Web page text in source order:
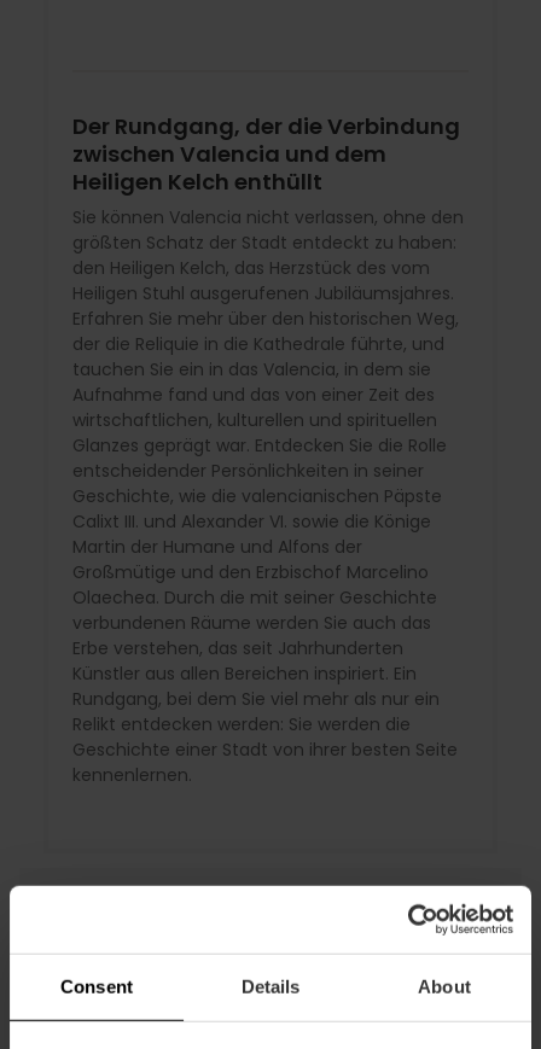
Consent Details About
Der Rundgang, der die Verbindung
zwischen Valencia und dem
Heiligen Kelch enthüllt
Sie können Valencia nicht verlassen, ohne den
größten Schatz der Stadt entdeckt zu haben:
den Heiligen Kelch, das Herzstück des vom
Heiligen Stuhl ausgerufenen Jubiläumsjahres.
Erfahren Sie mehr über den historischen Weg,
der die Reliquie in die Kathedrale führte, und
tauchen Sie ein in das Valencia, in dem sie
Aufnahme fand und das von einer Zeit des
wirtschaftlichen, kulturellen und spirituellen
Glanzes geprägt war. Entdecken Sie die Rolle
entscheidender Persönlichkeiten in seiner
Geschichte, wie die valencianischen Päpste
Calixt III. und Alexander VI. sowie die Könige
Martin der Humane und Alfons der
Großmütige und den Erzbischof Marcelino
Olaechea. Durch die mit seiner Geschichte
verbundenen Räume werden Sie auch das
Erbe verstehen, das seit Jahrhunderten
Künstler aus allen Bereichen inspiriert. Ein
Rundgang, bei dem Sie viel mehr als nur ein
Relikt entdecken werden: Sie werden die
Geschichte einer Stadt von ihrer besten Seite
kennenlernen.
Rückzahlung